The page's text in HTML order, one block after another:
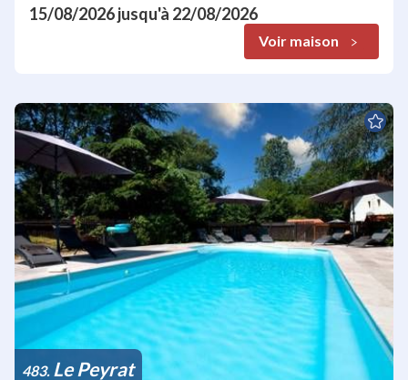
15/08/2026jusqu'à 22/08/2026
Voir maison
483 Le Peyrat